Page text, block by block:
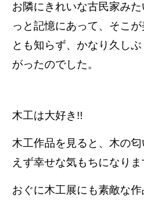
お隣にきれいな古民家み
っと記憶にあって、そこ
とも知らず、かなり久し
がったのでした。
木工は大好き!!
木工作品を見ると、木の
えず幸せな気もちになりま
おぐに木工展にも素敵な作